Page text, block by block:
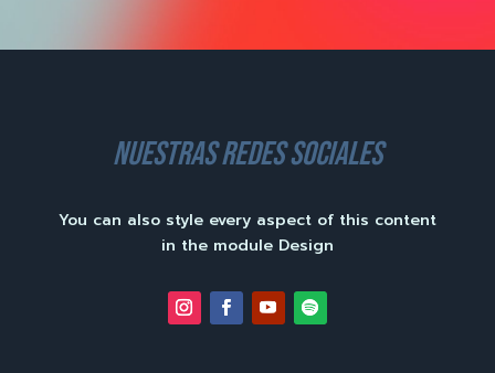
nuestras redes sociales
You can also style every aspect of this content
in the module Design